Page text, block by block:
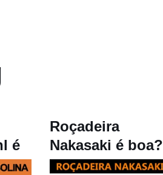
é
Roçadeira
Nakasaki é boa?